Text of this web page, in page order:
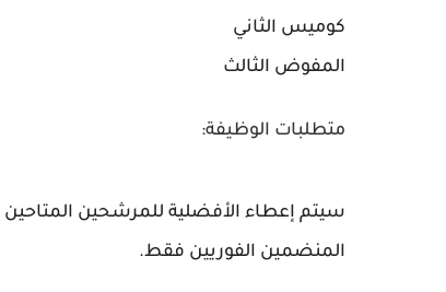
كوميس الثاني
المفوض الثالث
متطلبات الوظيفة:
سيتم إعطاء الأفضلية للمرشحين المتاحين
المنضمين الفوريين فقط.